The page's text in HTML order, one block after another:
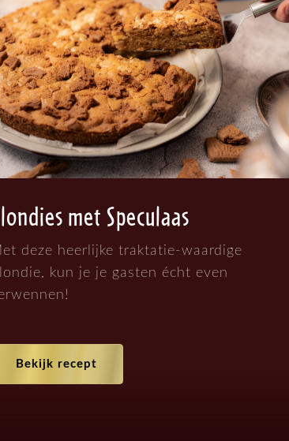
met Speculaas
deze heerlijke traktatie-waardige
kun je je gasten écht even
Bekijk recept